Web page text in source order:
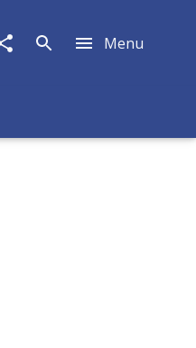
Menu